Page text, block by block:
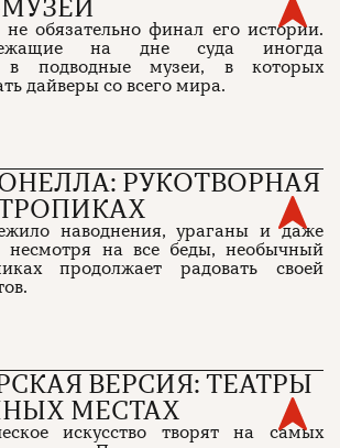
не обязательно финал его истории.
на дне суда иногда
в подводные музеи, в которых
дайверы со всего мира.
РУКОТВОРНАЯ
наводнения, ураганы и даже
несмотря на все беды, необычный
продолжает радовать своей
ВЕРСИЯ: ТЕАТРЫ
МЕСТАХ
искусство творят на самых